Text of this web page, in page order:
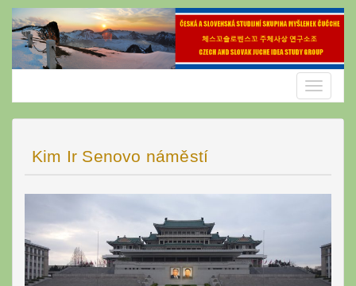
Skip
content
Toggle
Kim Ir Senovo náměstí